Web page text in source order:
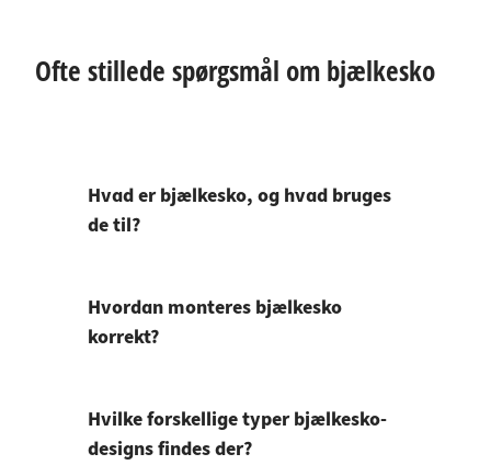
Ofte stillede spørgsmål om bjælkesko
Hvad er bjælkesko, og hvad bruges
de til?
Hvordan monteres bjælkesko
korrekt?
Hvilke forskellige typer bjælkesko-
designs findes der?